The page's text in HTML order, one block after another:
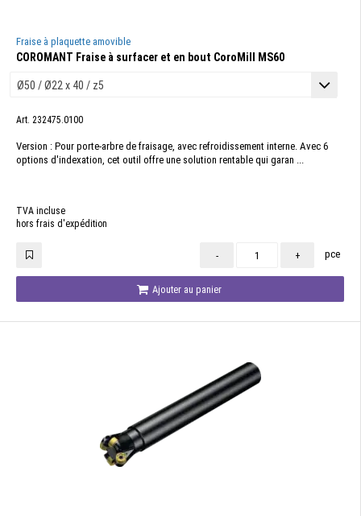
Fraise à plaquette amovible
COROMANT Fraise à surfacer et en bout CoroMill MS60
Art. 232475.0100
Version : Pour porte-arbre de fraisage, avec refroidissement interne. Avec 6
options d'indexation, cet outil offre une solution rentable qui garan ...
TVA incluse
hors frais d'expédition
- + pce
Ajouter au panier